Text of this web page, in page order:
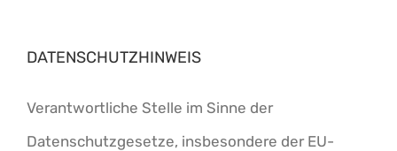
DATENSCHUTZHINWEIS
Verantwortliche Stelle im Sinne der
Datenschutzgesetze, insbesondere der EU-